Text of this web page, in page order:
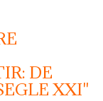
DE
XXI"